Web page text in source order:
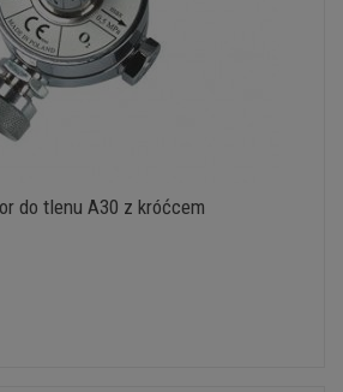
do tlenu A30 z króćcem